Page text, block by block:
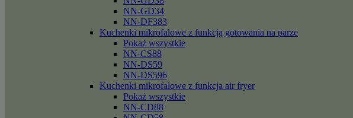
NN-GD34
NN-DF383
Kuchenki mikrofalowe z funkcją gotowania na parze
Pokaż wszystkie
NN-CS88
NN-DS59
NN-DS596
Kuchenki mikrofalowe z funkcja air fryer
Pokaż wszystkie
NN-CD88